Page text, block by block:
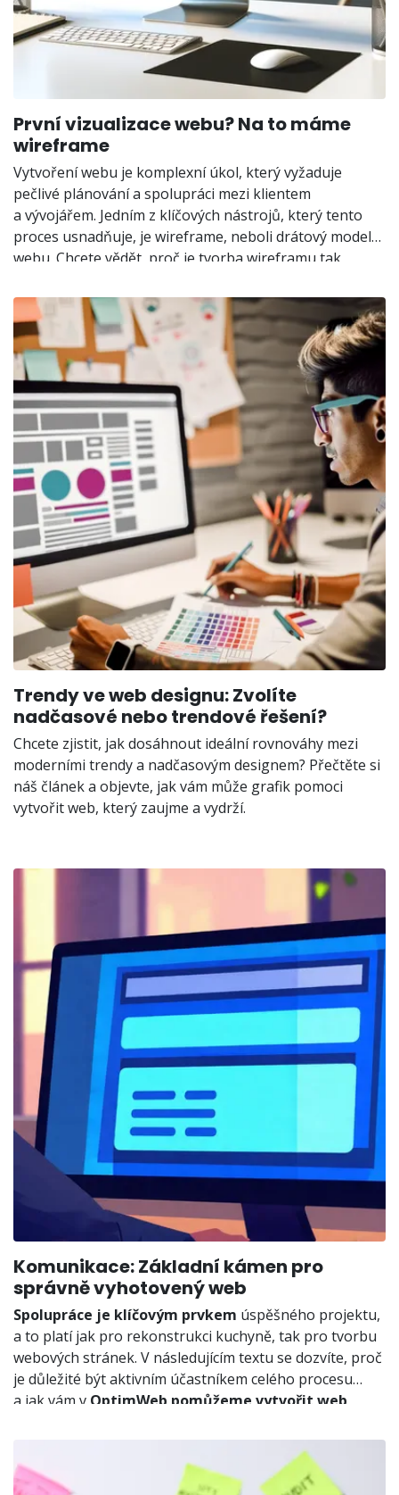
První vizualizace webu? Na to máme
wireframe
Vytvoření webu je komplexní úkol, který vyžaduje
pečlivé plánování a spolupráci mezi klientem
a vývojářem. Jedním z klíčových nástrojů, který tento
proces usnadňuje, je wireframe, neboli drátový model
webu. Chcete vědět, proč je tvorba wireframu tak
následující text!
Trendy ve web designu: Zvolíte
nadčasové nebo trendové řešení?
Chcete zjistit, jak dosáhnout ideální rovnováhy mezi
moderními trendy a nadčasovým designem? Přečtěte si
náš článek a objevte, jak vám může grafik pomoci
vytvořit web, který zaujme a vydrží.
Komunikace: Základní kámen pro
správně vyhotovený web
Spolupráce je klíčovým prvkem úspěšného projektu,
a to platí jak pro rekonstrukci kuchyně, tak pro tvorbu
webových stránek. V následujícím textu se dozvíte, proč
je důležité být aktivním účastníkem celého procesu
a jak vám v OptimWeb pomůžeme vytvořit web
vyhnout chybám a dosáhnout perfektního výsledku?
Čtěte dál!